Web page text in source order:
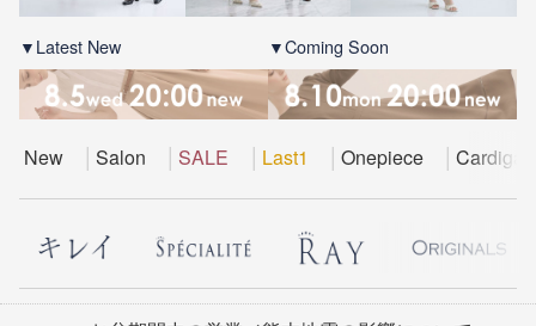
▼Latest New ▼Coming Soon
New Salon SALE Last1 Onepiece Cardigan